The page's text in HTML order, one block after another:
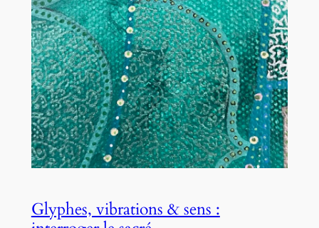
Glyphes, vibrations & sens :